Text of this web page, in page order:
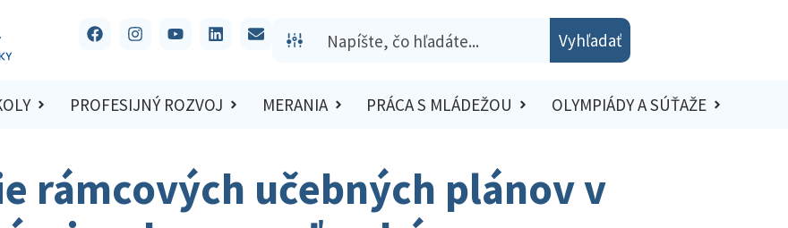
Vyhľadať
PROFESIJNÝ ROZVOJ MERANIA PRÁCA S MLÁDEŽOU OLYMPIÁDY A SÚŤAŽE
rámcových učebných plánov v